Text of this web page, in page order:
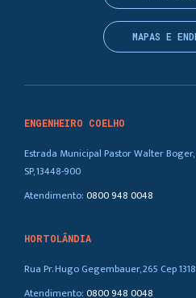
ENGENHEIRO COELHO
Estrada Municipal Pastor Walter
SP, 13448-900
Atendimento:0800 948 0048
HORTOLÂNDIA
Rua Pr. Hugo Gegembauer, 265 Cep
Atendimento:0800 948 0048
MAPAS E